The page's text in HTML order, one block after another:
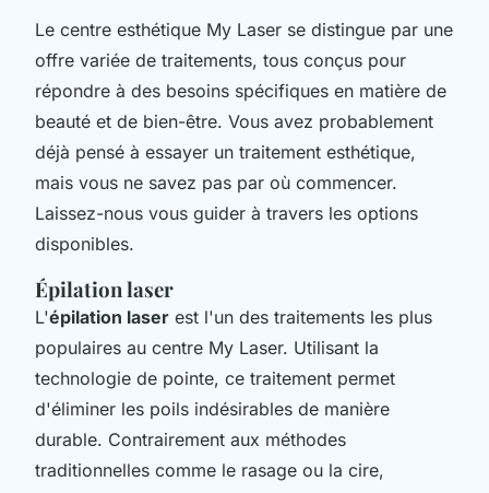
Le centre esthétique My Laser se distingue par une
offre variée de traitements, tous conçus pour
répondre à des besoins spécifiques en matière de
beauté et de bien-être. Vous avez probablement
déjà pensé à essayer un traitement esthétique,
mais vous ne savez pas par où commencer.
Laissez-nous vous guider à travers les options
disponibles.
Épilation laser
L'épilation laser est l'un des traitements les plus
populaires au centre My Laser. Utilisant la
technologie de pointe, ce traitement permet
d'éliminer les poils indésirables de manière
durable. Contrairement aux méthodes
traditionnelles comme le rasage ou la cire,